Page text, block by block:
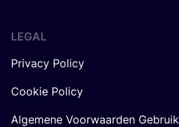
LEGAL
Privacy Policy
Cookie Policy
Algemene Voorwaarden